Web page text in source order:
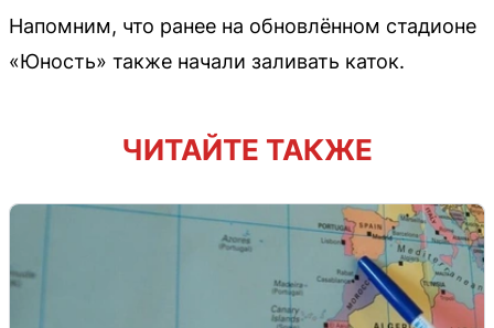
Напомним, что ранее на обновлённом стадионе
«Юность» также начали заливать каток.
ЧИТАЙТЕ ТАКЖЕ